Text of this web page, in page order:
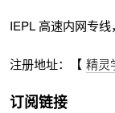
IEPL 高速内网专
注册地址：【 精灵
订阅链接